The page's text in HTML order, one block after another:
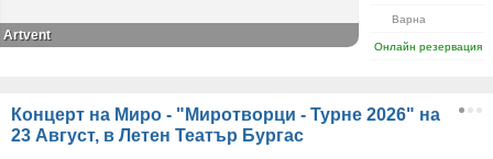
Варна
Онлайн резервация
Artvent
Концерт на Миро - "Миротворци - Турне 2026" на
23 Август, в Летен Театър Бургас